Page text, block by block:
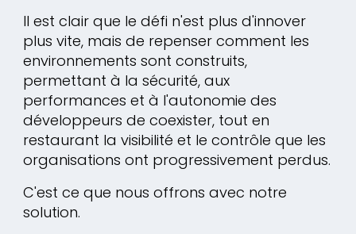
Il est clair que le défi n'est plus d'innover
plus vite, mais de repenser comment les
environnements sont construits,
permettant à la sécurité, aux
performances et à l'autonomie des
développeurs de coexister, tout en
restaurant la visibilité et le contrôle que les
organisations ont progressivement perdus.
C'est ce que nous offrons avec notre
solution.